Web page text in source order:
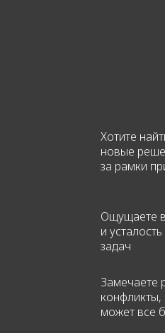
Хотите
новые
за рамки
Ощущаете
и
задач
Замечаете
может все